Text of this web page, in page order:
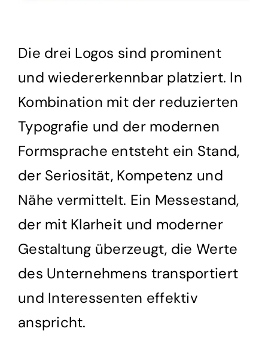
Die drei Logos sind prominent
und wiedererkennbar platziert. In
Kombination mit der reduzierten
Typografie und der modernen
Formsprache entsteht ein Stand,
der Seriosität, Kompetenz und
Nähe vermittelt. Ein Messestand,
der mit Klarheit und moderner
Gestaltung überzeugt, die Werte
des Unternehmens transportiert
und Interessenten effektiv
anspricht.